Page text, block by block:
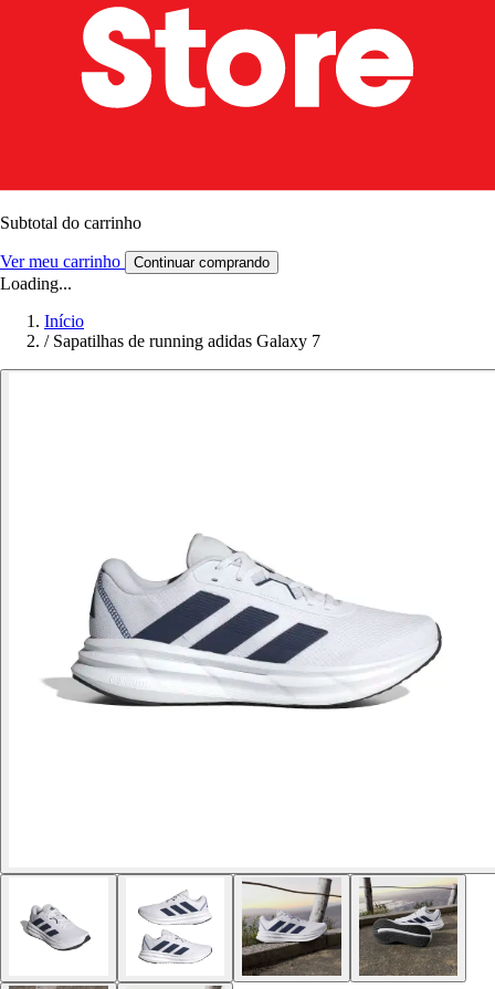
Subtotal do carrinho
Ver meu carrinho Continuar comprando
Loading...
Início
/ Sapatilhas de running adidas Galaxy 7